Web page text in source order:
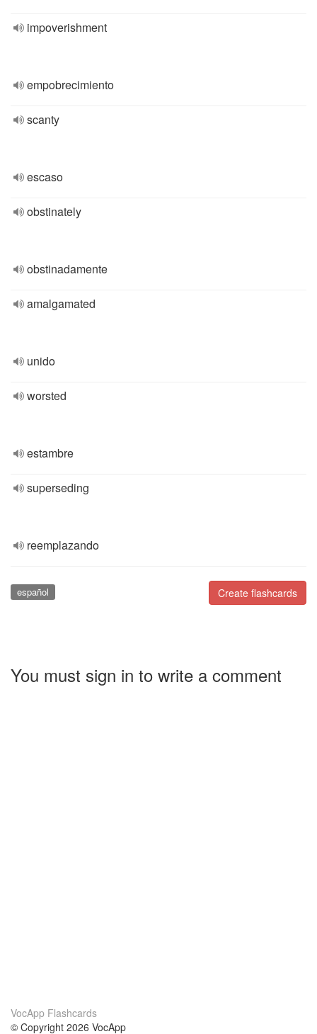
impoverishment
empobrecimiento
scanty
escaso
obstinately
obstinadamente
amalgamated
unido
worsted
estambre
superseding
reemplazando
Create flashcards
español
You must sign in to write a comment
VocApp Flashcards
© Copyright 2026 VocApp